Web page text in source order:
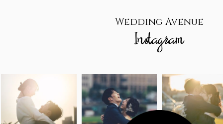
Wedding Avenue
Instagram